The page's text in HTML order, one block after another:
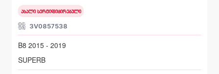
ახალი სერტიფიცირებული
3V0857538
B8 2015 - 2019
SUPERB